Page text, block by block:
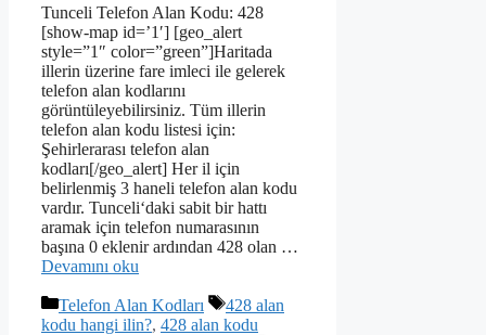
Tunceli Telefon Alan Kodu: 428
[show-map id=’1′] [geo_alert
style=”1″ color=”green”]Haritada
illerin üzerine fare imleci ile gelerek
telefon alan kodlarını
görüntüleyebilirsiniz. Tüm illerin
telefon alan kodu listesi için:
Şehirlerarası telefon alan
kodları[/geo_alert] Her il için
belirlenmiş 3 haneli telefon alan kodu
vardır. Tunceli‘daki sabit bir hattı
aramak için telefon numarasının
başına 0 eklenir ardından 428 olan …
Devamını oku
Kategoriler
Telefon Alan Kodları Etiketler
428 alan
kodu hangi ilin?, 428 alan kodu